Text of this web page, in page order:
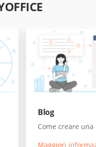
Blog
Come creare
Maggiori